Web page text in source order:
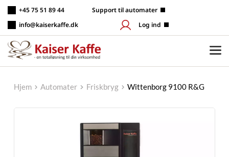
indhold
+45 75 51 89 44
info@kaiserkaffe.dk
Support til automater
Log ind
Hjem Automater Friskbryg Wittenborg 9100 R&G